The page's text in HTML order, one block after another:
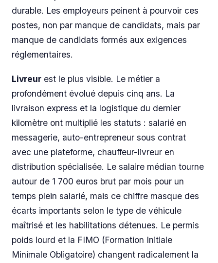
durable. Les employeurs peinent à pourvoir ces
postes, non par manque de candidats, mais par
manque de candidats formés aux exigences
réglementaires.
Livreur est le plus visible. Le métier a
profondément évolué depuis cinq ans. La
livraison express et la logistique du dernier
kilomètre ont multiplié les statuts : salarié en
messagerie, auto-entrepreneur sous contrat
avec une plateforme, chauffeur-livreur en
distribution spécialisée. Le salaire médian tourne
autour de 1 700 euros brut par mois pour un
temps plein salarié, mais ce chiffre masque des
écarts importants selon le type de véhicule
maîtrisé et les habilitations détenues. Le permis
poids lourd et la FIMO (Formation Initiale
Minimale Obligatoire) changent radicalement la